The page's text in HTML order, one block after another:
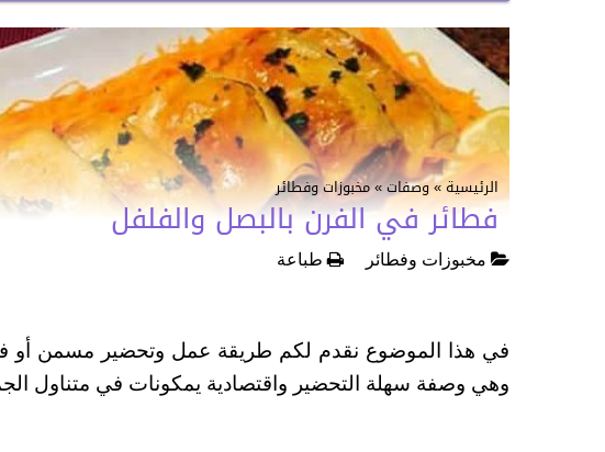
الرئيسية»وصفات»مخبوزات وفطائر
فطائر في الفرن بالبصل والفلفل
مخبوزات وفطائر طباعة
في هذا الموضوع نقدم لكم طريقة عمل وتحضير مسمن أو
وهي وصفة سهلة التحضير واقتصادية يمكونات في متناول